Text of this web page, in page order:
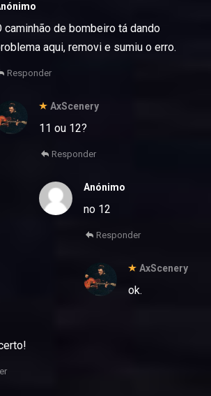
caminhão de bombeiro tá dando
aqui, removi e sumiu o erro.
Responder
AxScenery
11 ou 12?
Responder
Anónimo
no 12
Responder
AxScenery
ok.